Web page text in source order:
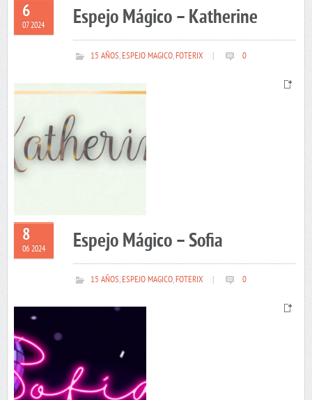
6
07 2024 Espejo Mágico – Katherine
15 AÑOS,ESPEJO MAGICO,FOTERIX 0
8
06 2024 Espejo Mágico – Sofia
15 AÑOS,ESPEJO MAGICO,FOTERIX 0